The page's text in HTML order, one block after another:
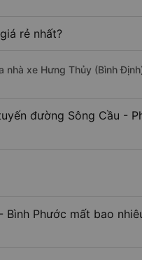
rẻ nhất?
nhà xe Hưng Thủy (Bình
đường Sông Cầu -
Bình Phước mất bao